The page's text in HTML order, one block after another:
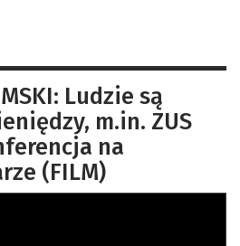
Ludzie są
m.in. ZUS
na
(FILM)